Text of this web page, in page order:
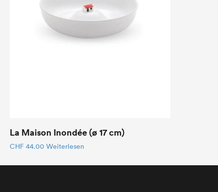
La Maison Inondée (ø 17 cm)
CHF 44.00 Weiterlesen